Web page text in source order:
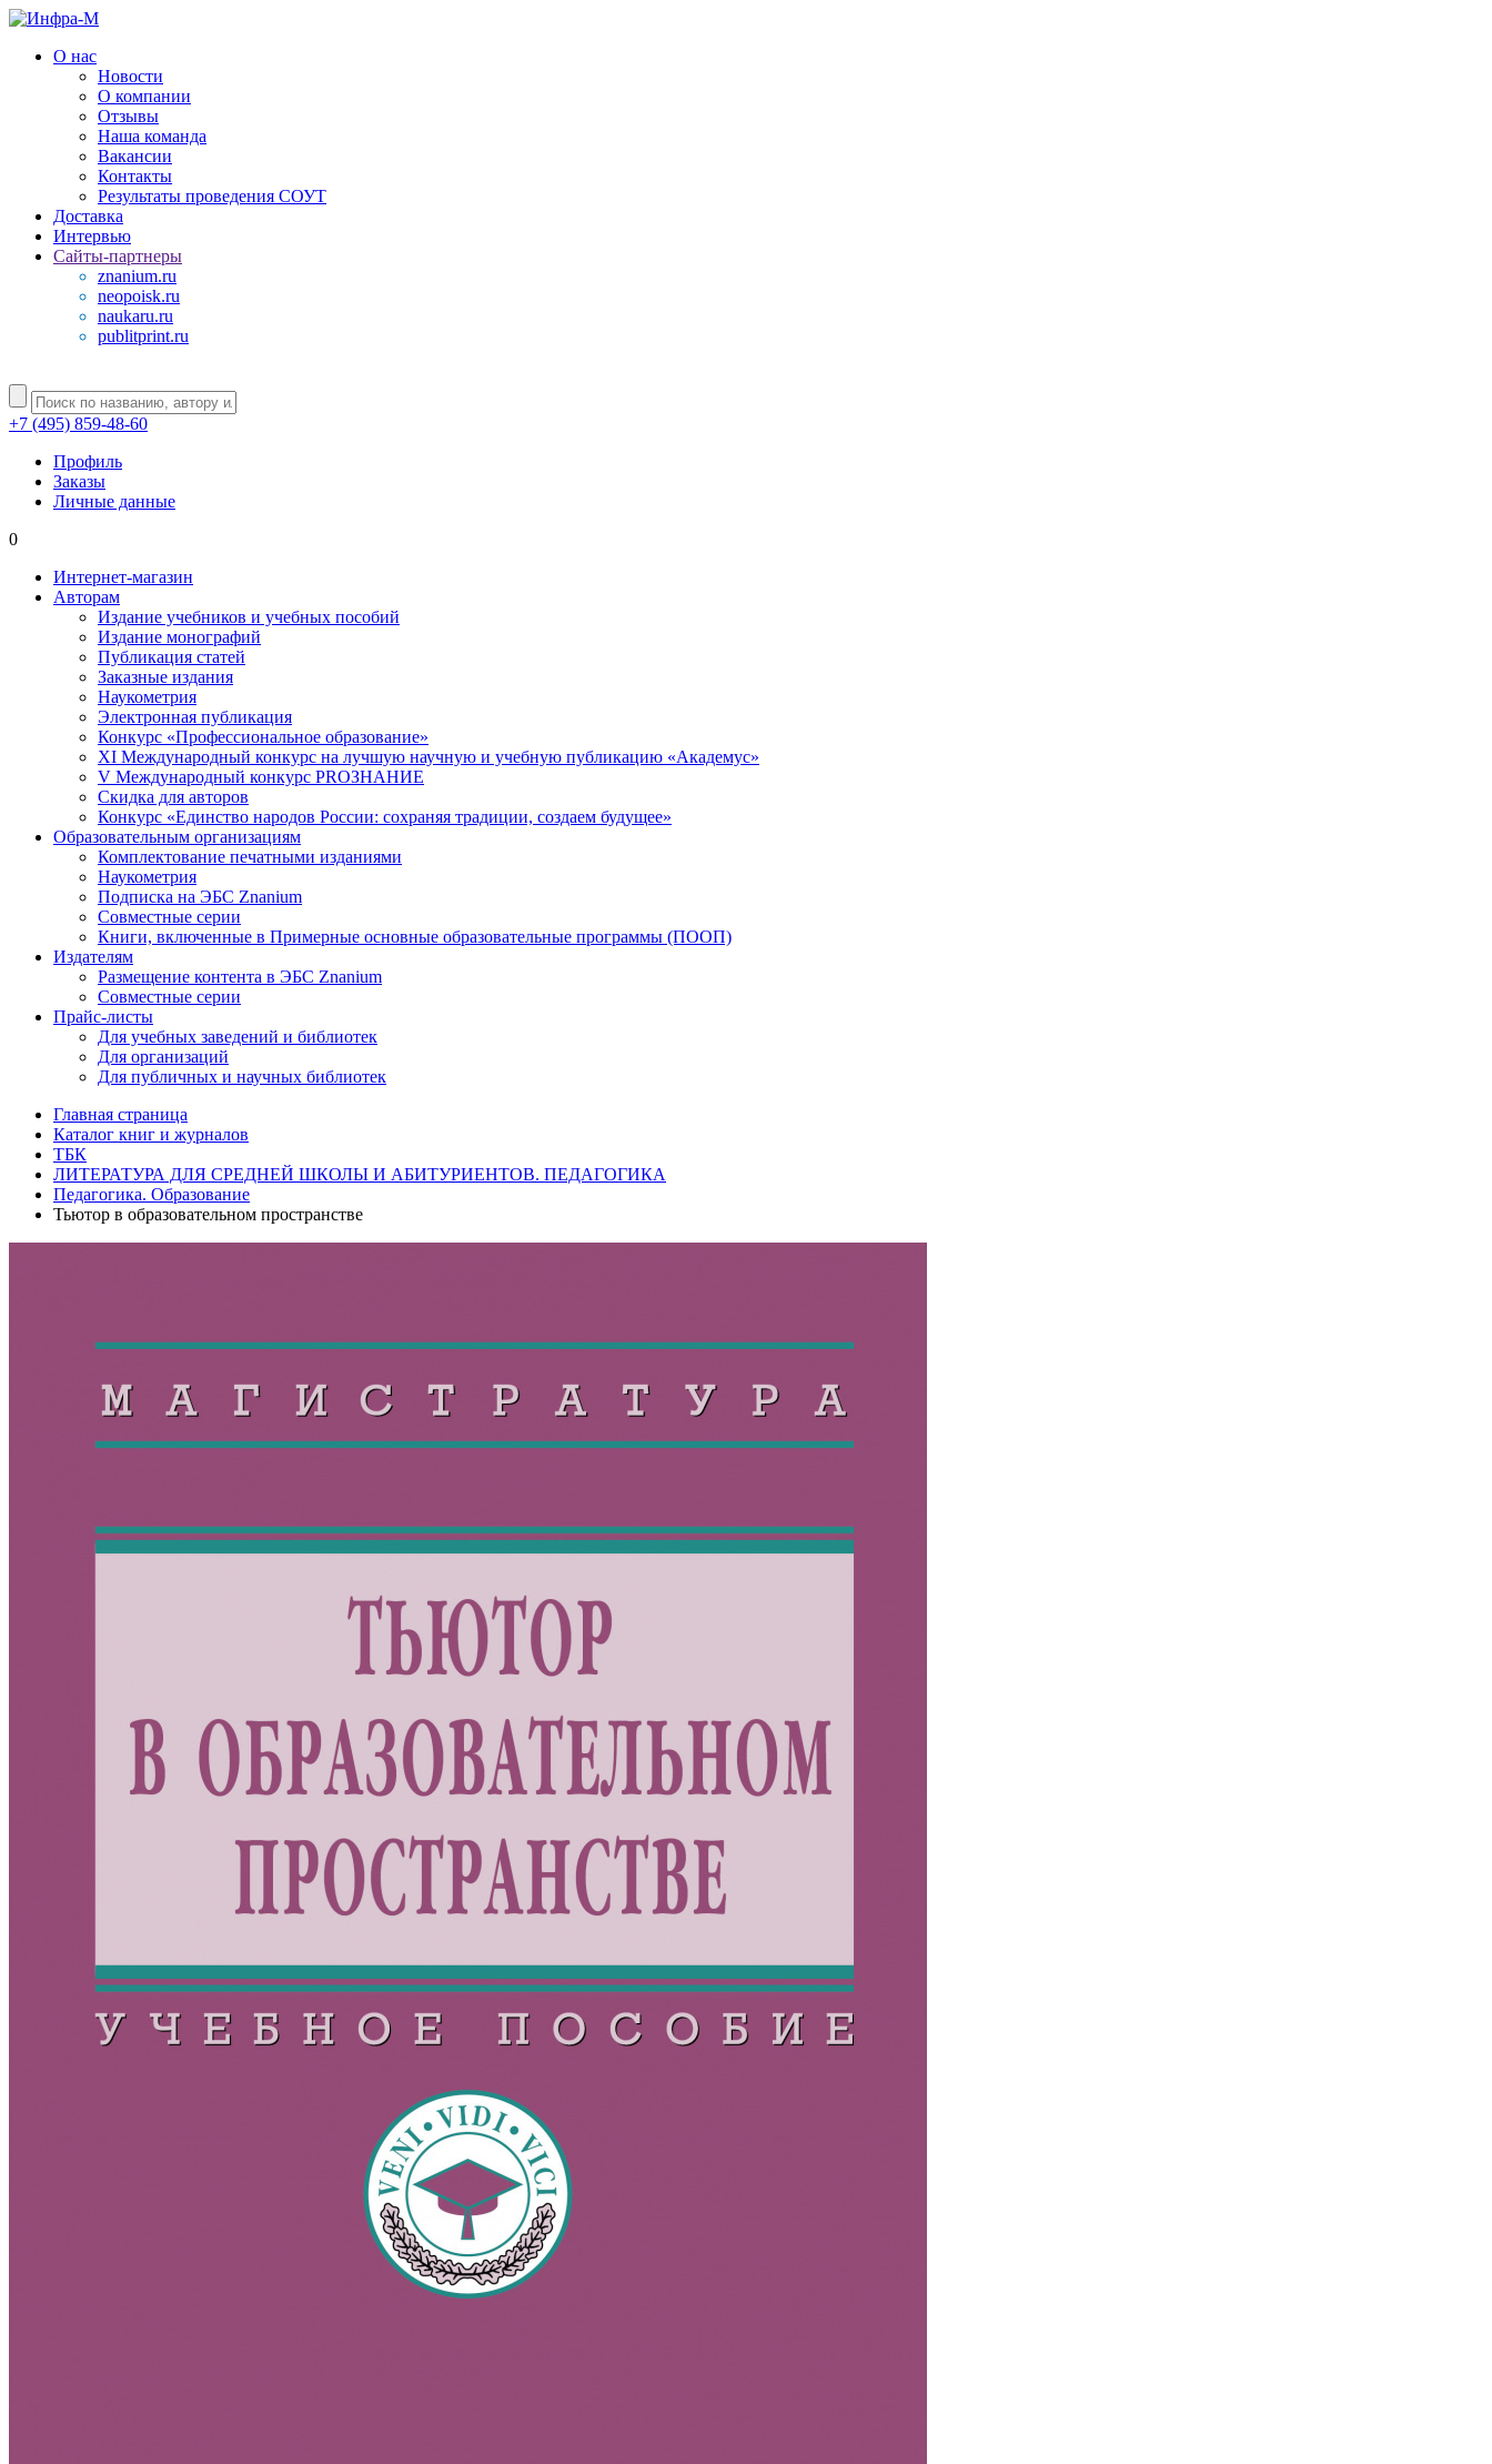
О нас
Новости
О компании
Отзывы
Наша команда
Вакансии
Контакты
Результаты проведения СОУТ
Доставка
Интервью
Сайты-партнеры
znanium.ru
neopoisk.ru
naukaru.ru
publitprint.ru
+7 (495) 859-48-60
Профиль
Заказы
Личные данные
0
Интернет-магазин
Авторам
Издание учебников и учебных пособий
Издание монографий
Публикация статей
Заказные издания
Наукометрия
Электронная публикация
Конкурс «Профессиональное образование»
XI Международный конкурс на лучшую научную и учебную публикацию «Академус»
V Международный конкурс PROЗНАНИЕ
Скидка для авторов
Конкурс «Единство народов России: сохраняя традиции, создаем будущее»
Образовательным организациям
Комплектование печатными изданиями
Наукометрия
Подписка на ЭБС Znanium
Совместные серии
Книги, включенные в Примерные основные образовательные программы (ПООП)
Издателям
Размещение контента в ЭБС Znanium
Совместные серии
Прайс-листы
Для учебных заведений и библиотек
Для организаций
Для публичных и научных библиотек
Главная страница
Каталог книг и журналов
ТБК
ЛИТЕРАТУРА ДЛЯ СРЕДНЕЙ ШКОЛЫ И АБИТУРИЕНТОВ. ПЕДАГОГИКА
Педагогика. Образование
Тьютор в образовательном пространстве